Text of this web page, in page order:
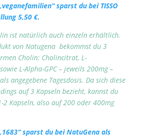
sparst du bei TISSO
5,50 €.
ist natürlich auch einzeln erhältlich.
von Natugena bekommst du 3
Cholin: Cholincitrat, L-
L-Alpha-GPC – jeweils 200mg –
angegebene Tagesdosis. Da sich diese
auf 3 Kapseln bezieht, kannst du
2 Kapseln, also auf 200 oder 400mg
sparst du bei NatuGena als